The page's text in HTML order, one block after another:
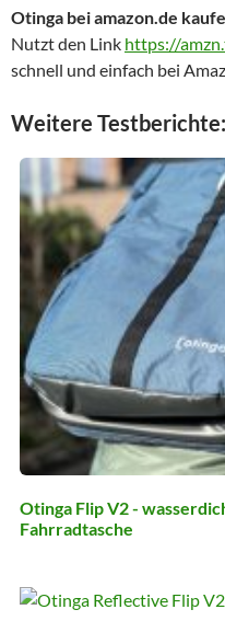
Otinga bei amazon.de
Nutzt den Link https://
schnell und einfach bei
Weitere Testberichte:
Otinga Flip V2 -
Fahrradtasche